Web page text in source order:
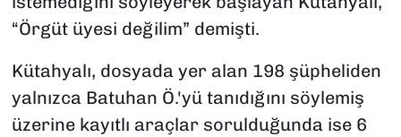
“Örgüt üyesi değilim” demişti.
Kütahyalı, dosyada yer alan 198 şüpheliden
yalnızca Batuhan Ö.'yü tanıdığını söylemiş
üzerine kayıtlı araçlar sorulduğunda ise 6